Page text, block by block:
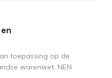
toepassing op de
warenwet, NEN